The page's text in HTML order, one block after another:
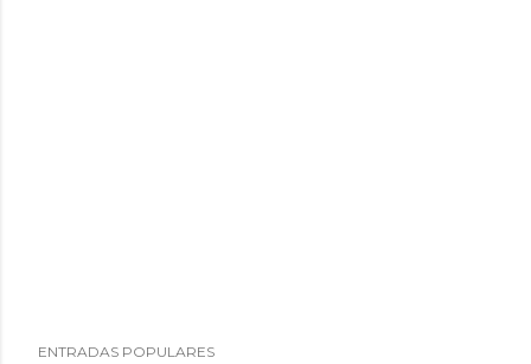
ENTRADAS POPULARES